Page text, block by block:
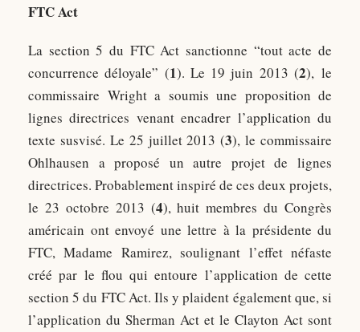
FTC Act
La section 5 du FTC Act sanctionne “tout acte de
concurrence déloyale” (1). Le 19 juin 2013 (2), le
commissaire Wright a soumis une proposition de
lignes directrices venant encadrer l’application du
texte susvisé. Le 25 juillet 2013 (3), le commissaire
Ohlhausen a proposé un autre projet de lignes
directrices. Probablement inspiré de ces deux projets,
le 23 octobre 2013 (4), huit membres du Congrès
américain ont envoyé une lettre à la présidente du
FTC, Madame Ramirez, soulignant l’effet néfaste
créé par le flou qui entoure l’application de cette
section 5 du FTC Act. Ils y plaident également que, si
l’application du Sherman Act et le Clayton Act sont